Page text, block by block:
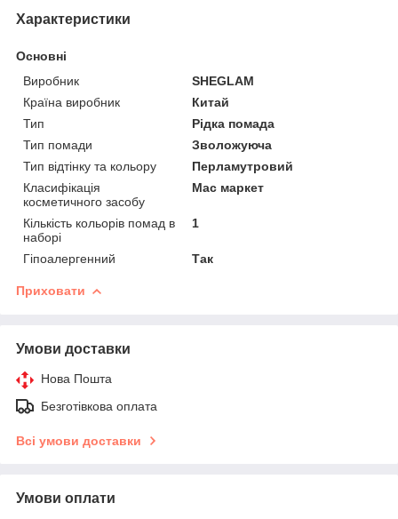
Характеристики
Основні
Виробник
SHEGLAM
Країна виробник
Китай
Тип
Рідка помада
Тип помади
Зволожуюча
Тип відтінку та кольору
Перламутровий
Класифікація
косметичного засобу
Мас маркет
Кількість кольорів помад в
наборі
1
Гіпоалергенний Так
Приховати
Умови доставки
Нова Пошта
Безготівкова оплата
Всі умови доставки
Умови оплати